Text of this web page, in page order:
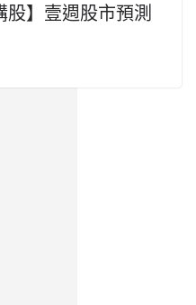
股】壹週股市預測